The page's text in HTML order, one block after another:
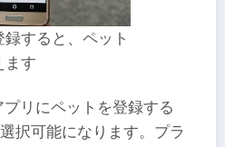
すると、ペット
ます
プリにペットを登録する
択可能になります。プラ